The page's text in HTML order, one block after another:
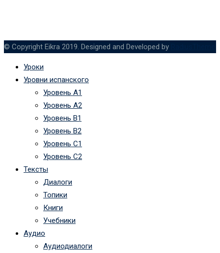
© Copyright Eikra 2019. Designed and Developed by
Уроки
Уровни испанского
Уровень А1
Уровень А2
Уровень B1
Уровень B2
Уровень C1
Уровень C2
Тексты
Диалоги
Топики
Книги
Учебники
Аудио
Аудиодиалоги